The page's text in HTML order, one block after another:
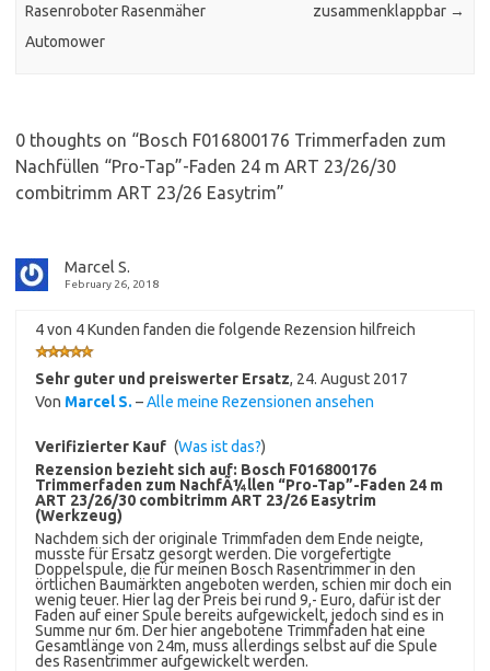
Rasenroboter Rasenmäher
Automower
zusammenklappbar →
0 thoughts on “Bosch F016800176 Trimmerfaden zum
Nachfüllen “Pro-Tap”-Faden 24 m ART 23/26/30
combitrimm ART 23/26 Easytrim”
Marcel S.
February 26, 2018
4 von 4 Kunden fanden die folgende Rezension hilfreich
Sehr guter und preiswerter Ersatz, 24. August 2017
Von Marcel S. –Alle meine Rezensionen ansehen
Verifizierter Kauf (Was ist das?)
Rezension bezieht sich auf: Bosch F016800176
Trimmerfaden zum NachfÃ¼llen “Pro-Tap”-Faden 24 m
ART 23/26/30 combitrimm ART 23/26 Easytrim
(Werkzeug)
Nachdem sich der originale Trimmfaden dem Ende neigte,
musste für Ersatz gesorgt werden. Die vorgefertigte
Doppelspule, die für meinen Bosch Rasentrimmer in den
örtlichen Baumärkten angeboten werden, schien mir doch ein
wenig teuer. Hier lag der Preis bei rund 9,- Euro, dafür ist der
Faden auf einer Spule bereits aufgewickelt, jedoch sind es in
Summe nur 6m. Der hier angebotene Trimmfaden hat eine
Gesamtlänge von 24m, muss allerdings selbst auf die Spule
des Rasentrimmer aufgewickelt werden.